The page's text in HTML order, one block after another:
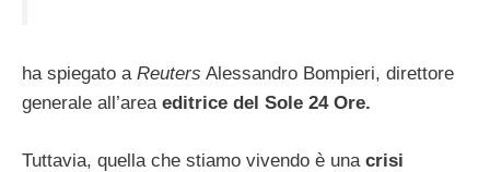
ha spiegato a Reuters Alessandro Bompieri, direttore
generale all’area editrice del Sole 24 Ore.
Tuttavia, quella che stiamo vivendo è una crisi